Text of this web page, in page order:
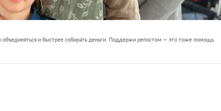
объединяться и быстрее собирать деньги. Поддержи репостом — это тоже помощь.